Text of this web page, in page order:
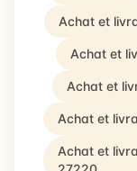
Achat et
Achat et
Achat et
Achat et
Achat et